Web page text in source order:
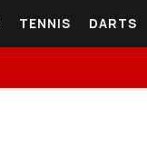
TENNIS DARTS